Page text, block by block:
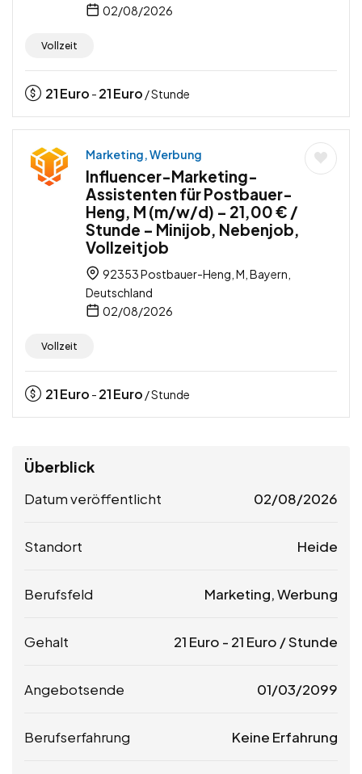
02/08/2026
Vollzeit
21Euro - 21Euro / Stunde
Marketing, Werbung
Influencer-Marketing-
Assistenten für Postbauer-
Heng, M (m/w/d) – 21,00 € /
Stunde – Minijob, Nebenjob,
Vollzeitjob
92353 Postbauer-Heng, M, Bayern,
Deutschland
02/08/2026
Vollzeit
21Euro - 21Euro / Stunde
Überblick
Datum veröffentlicht 02/08/2026
Standort Heide
Berufsfeld Marketing, Werbung
Gehalt 21 Euro - 21 Euro / Stunde
Angebotsende 01/03/2099
Berufserfahrung Keine Erfahrung